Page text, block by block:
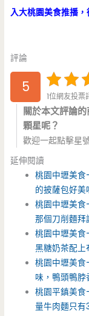
入大桃園美食推播，
評論
5
1位網友投票
關於本文評論
顆星呢？
歡迎一起點擊星
延伸閱讀
桃園中壢美
的披薩包好美
桃園中壢美食
那個刀削麵拜
桃園中壢美食
黑糖奶茶配上
桃園中壢美
味，鴨頭鴨脖
桃園平鎮美
量牛肉麵只有